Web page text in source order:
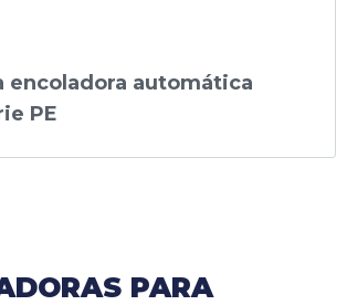
encoladora automática
PE
PARA